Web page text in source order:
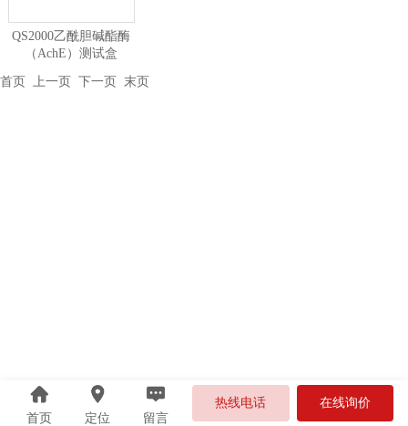
QS2000乙酰胆碱酯酶
（AchE）测试盒
首页 上一页 下一页 末页
首页 定位 留言
热线电话 在线询价